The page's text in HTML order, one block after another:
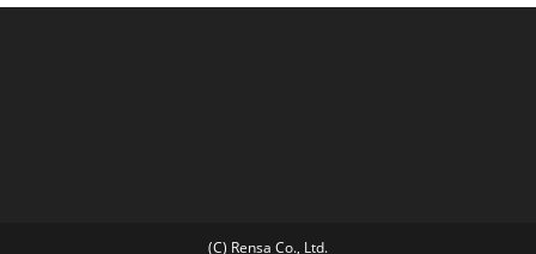
(C) Rensa Co., Ltd.